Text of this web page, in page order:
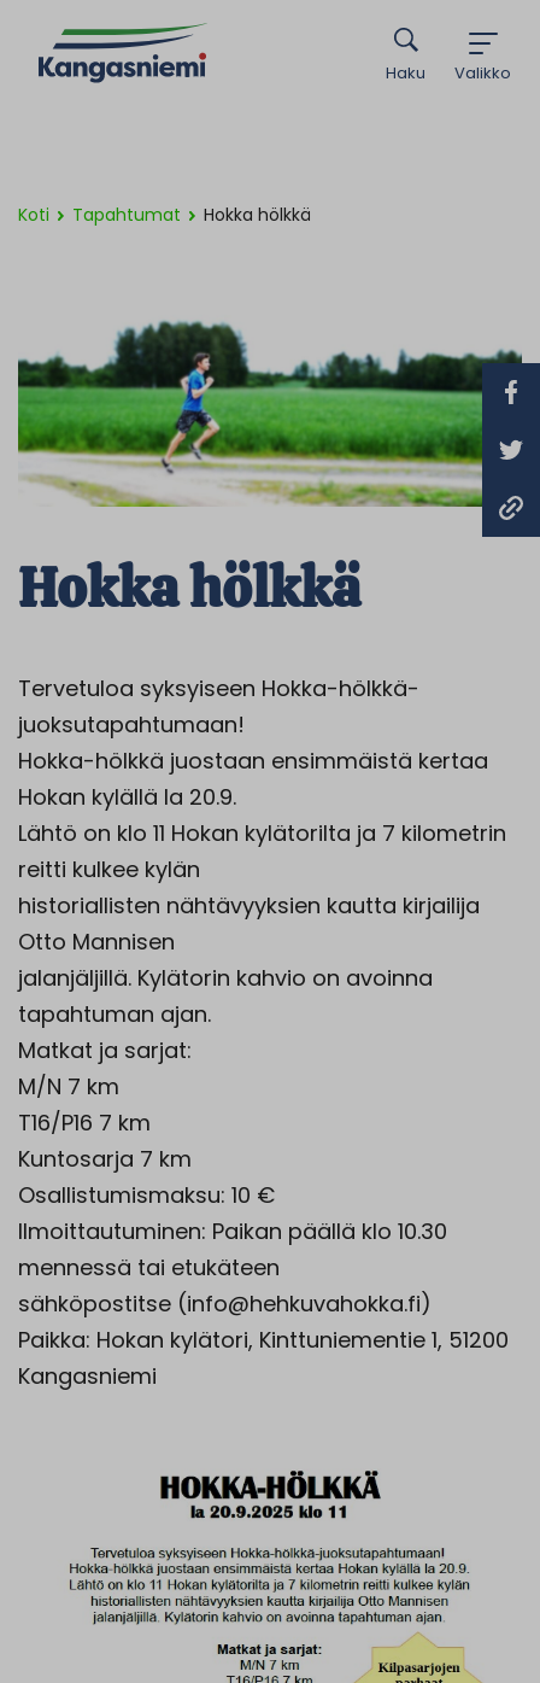
Valikko
Haku
Koti Tapahtumat Hokka hölkkä
Hokka hölkkä
Tervetuloa syksyiseen Hokka-hölkkä-
juoksutapahtumaan!
Hokka-hölkkä juostaan ensimmäistä kertaa
Hokan kylällä la 20.9.
Lähtö on klo 11 Hokan kylätorilta ja 7 kilometrin
reitti kulkee kylän
historiallisten nähtävyyksien kautta kirjailija
Otto Mannisen
jalanjäljillä. Kylätorin kahvio on avoinna
tapahtuman ajan.
Matkat ja sarjat:
M/N 7 km
T16/P16 7 km
Kuntosarja 7 km
Osallistumismaksu: 10 €
Ilmoittautuminen: Paikan päällä klo 10.30
mennessä tai etukäteen
sähköpostitse (info@hehkuvahokka.fi)
Paikka: Hokan kylätori, Kinttuniementie 1, 51200
Kangasniemi